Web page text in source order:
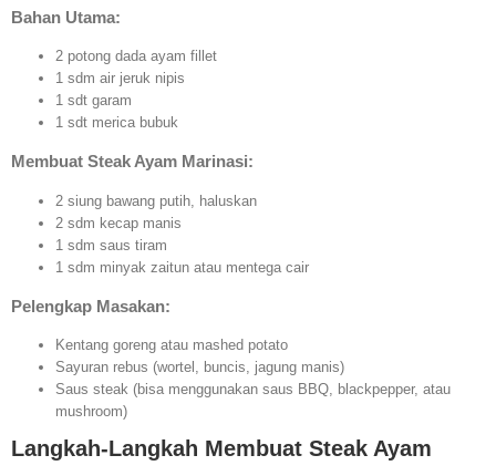
Bahan Utama:
2 potong dada ayam fillet
1 sdm air jeruk nipis
1 sdt garam
1 sdt merica bubuk
Membuat Steak Ayam Marinasi:
2 siung bawang putih, haluskan
2 sdm kecap manis
1 sdm saus tiram
1 sdm minyak zaitun atau mentega cair
Pelengkap Masakan:
Kentang goreng atau mashed potato
Sayuran rebus (wortel, buncis, jagung manis)
Saus steak (bisa menggunakan saus BBQ, blackpepper, atau
mushroom)
Langkah-Langkah Membuat Steak Ayam